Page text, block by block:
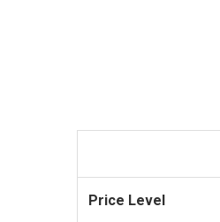
Price Level